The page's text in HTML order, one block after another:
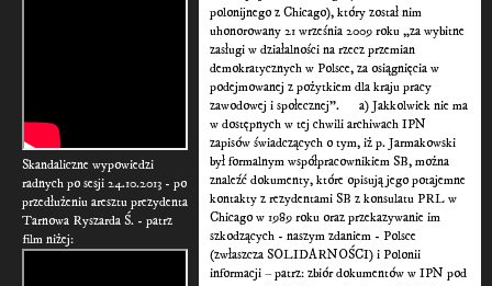
Skandaliczne wypowiedzi
radnych po sesji 24.10.2013 - po
przedłużeniu aresztu prezydenta
Tarnowa Ryszarda Ś. - patrz
film niżej:
polonijnego z Chicago), który został nim
uhonorowany 21 września 2009 roku „za wybitne
zasługi w działalności na rzecz przemian
demokratycznych w Polsce, za osiągnięcia w
podejmowanej z pożytkiem dla kraju pracy
zawodowej i społecznej”. a) Jakkolwiek nie ma
w dostępnych w tej chwili archiwach IPN
zapisów świadczących o tym, iż p. Jarmakowski
był formalnym współpracownikiem SB, można
znaleźć dokumenty, które opisują jego potajemne
kontakty z rezydentami SB z konsulatu PRL w
Chicago w 1989 roku oraz przekazywanie im
szkodzących - naszym zdaniem - Polsce
(zwłaszcza SOLIDARNOŚCI) i Polonii
informacji – patrz: zbiór dokumentów w IPN pod